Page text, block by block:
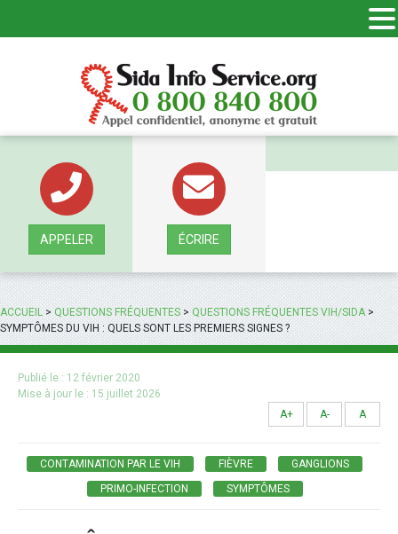
APPELER ÉCRIRE
ACCUEIL>QUESTIONS FRÉQUENTES >QUESTIONS FRÉQUENTES VIH/SIDA>
SYMPTÔMES DU VIH : QUELS SONT LES PREMIERS SIGNES ?
Publié le : 12 février 2020
Mise à jour le : 15 juillet 2026
A+
A- A
CONTAMINATION PAR LE VIH FIÈVRE
GANGLIONS
PRIMO-INFECTION
SYMPTÔMES